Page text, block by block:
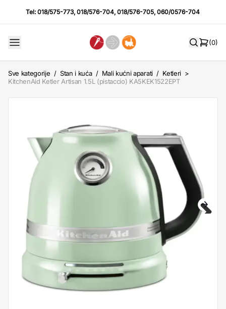
Tel:018/575-773,018/576-704,018/576-705,060/0576-704
(0)
Sve kategorije / Stan i kuća / Mali kućni aparati / Ketleri >
KitchenAid Ketler Artisan 1.5L (pistaccio) KA5KEK1522EPT